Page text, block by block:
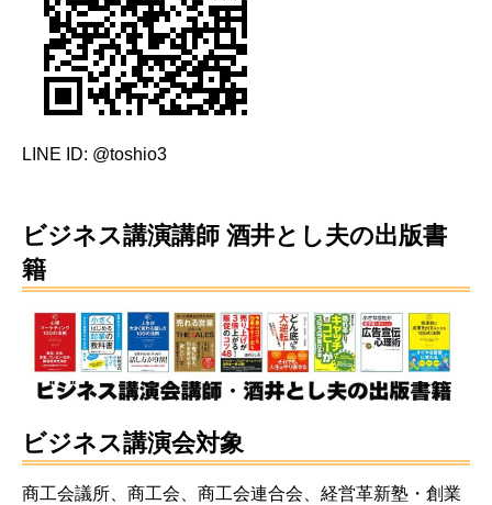
LINE ID: @toshio3
ビジネス講演講師 酒井とし夫の出版書
籍
ビジネス講演会対象
商工会議所、商工会、商工会連合会、経営革新塾・創業